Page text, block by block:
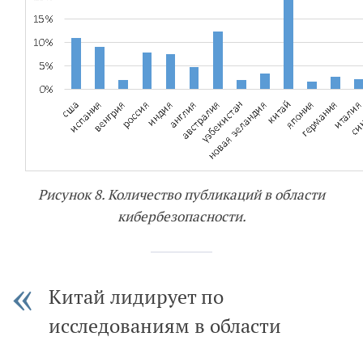
Рисунок 8. Количество публикаций в области
кибербезопасности.
Китай лидирует по
исследованиям в области